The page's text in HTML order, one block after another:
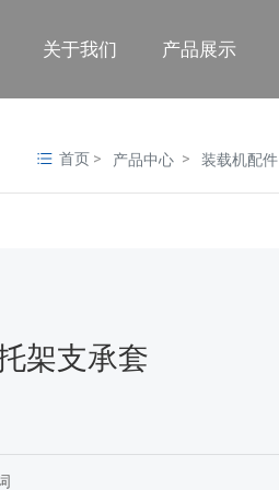
关于我们 产品展示
首页 产品中心 装载机配件
架支承套